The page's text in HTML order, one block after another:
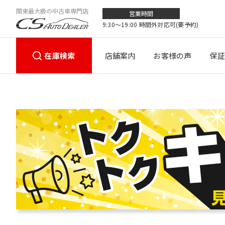
関東最大級の中古車専門店
営業時間
9:30〜19:00 時間外対応可(要予約)
在庫検索 店舗案内 お客様の声 保